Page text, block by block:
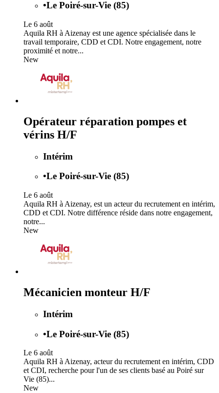
•Le Poiré-sur-Vie (85)
Le 6 août
Aquila RH à Aizenay est une agence spécialisée dans le
travail temporaire, CDD et CDI. Notre engagement, notre
proximité et notre...
New
Opérateur réparation pompes et
vérins H/F
Intérim
•Le Poiré-sur-Vie (85)
Le 6 août
Aquila RH à Aizenay, est un acteur du recrutement en intérim,
CDD et CDI. Notre différence réside dans notre engagement,
notre...
New
Mécanicien monteur H/F
Intérim
•Le Poiré-sur-Vie (85)
Le 6 août
Aquila RH à Aizenay, acteur du recrutement en intérim, CDD
et CDI, recherche pour l'un de ses clients basé au Poiré sur
Vie (85)...
New